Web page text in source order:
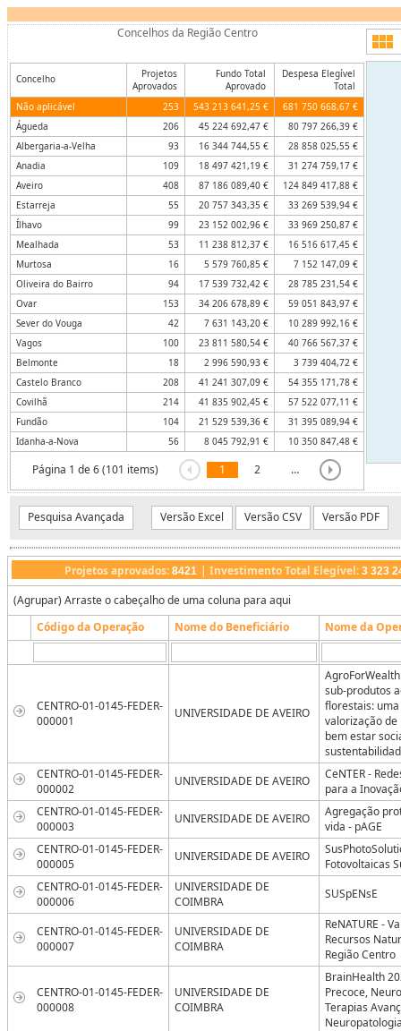
Concelhos da Região Centro
Concelho
Projetos
Aprovados
Fundo Total
Aprovado
Despesa Elegível
Total
Não aplicável
253 543 213 641,25 €
681 750 668,67 €
Águeda
206 45 224 692,47 €
80 797 266,39 €
Albergaria-a-Velha
93 16 344 744,55 €
28 858 025,55 €
Anadia
109 18 497 421,19 €
31 274 759,17 €
Aveiro
408 87 186 089,40 €
124 849 417,88 €
Estarreja
55 20 757 343,35 €
33 269 539,94 €
Ílhavo
99 23 152 002,96 €
33 969 250,87 €
Mealhada
53 11 238 812,37 €
16 516 617,45 €
Murtosa
16 5 579 760,85 €
7 152 147,09 €
Oliveira do Bairro
94 17 539 732,42 €
28 785 231,54 €
Ovar
153 34 206 678,89 €
59 051 843,97 €
Sever do Vouga
42 7 631 143,20 €
10 289 992,16 €
Vagos
100 23 811 580,54 €
40 766 567,37 €
Belmonte
18 2 996 590,93 €
3 739 404,72 €
Castelo Branco
208 41 241 307,09 €
54 355 171,78 €
Covilhã
214 41 835 902,45 €
57 522 077,11 €
Fundão
104 21 529 539,36 €
31 395 089,94 €
Idanha-a-Nova
56 8 045 792,91 € 10 350 847,48 €
Página 1 de 6 (101 items) 1 2 …
Pesquisa Avançada Versão Excel Versão CSV Versão PDF
Projetos aprovados: 8421 | Investimento Total Elegível: 3 323
(Agrupar) Arraste o cabeçalho de uma coluna para aqui
Código da Operação
Nome do Beneficiário Nome da
CENTRO-01-0145-FEDER-
000001
UNIVERSIDADE DE AVEIRO
sub-produtos
florestais:
valorização
bem estar
CENTRO-01-0145-FEDER-
000002
UNIVERSIDADE DE AVEIRO
CeNTER -
para a
CENTRO-01-0145-FEDER-
000003
UNIVERSIDADE DE AVEIRO
Agregação
vida - pAGE
CENTRO-01-0145-FEDER-
000005
UNIVERSIDADE DE AVEIRO
Fotovoltaicas
CENTRO-01-0145-FEDER-
000006
UNIVERSIDADE DE
COIMBRA
SUSpENsE
CENTRO-01-0145-FEDER-
000007
UNIVERSIDADE DE
COIMBRA
ReNATURE -
Recursos
Região Centro
CENTRO-01-0145-FEDER-
000008
UNIVERSIDADE DE
COIMBRA
BrainHealth
Precoce,
Terapias